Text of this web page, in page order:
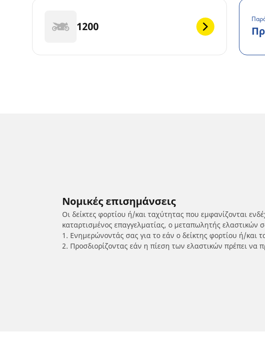
1200
Νομικές επισημάνσεις
Οι δείκτες φορτίου ή/και ταχύτητας που εμφανίζονται
καταρτισμένος επαγγελματίας, ο μεταπωλητής
1. Ενημερώνοντάς σας για το εάν ο δείκτης φορτίου ή/και
2. Προσδιορίζοντας εάν η πίεση των ελαστικών πρέπει να